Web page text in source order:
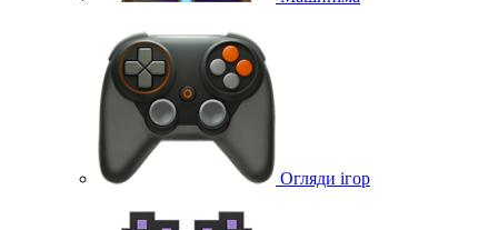
Огляди ігор